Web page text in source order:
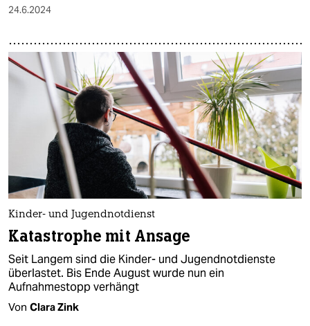
24.6.2024
Kinder- und Jugendnotdienst
Katastrophe mit Ansage
Seit Langem sind die Kinder- und Jugendnotdienste
überlastet. Bis Ende August wurde nun ein
Aufnahmestopp verhängt
Von Clara Zink